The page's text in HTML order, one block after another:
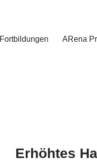
Fortbildungen ARena
Erhöhtes